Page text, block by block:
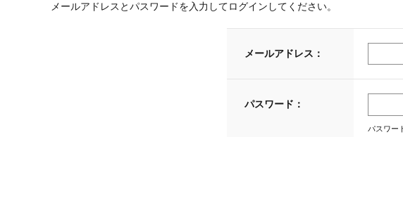
メールアドレスとパスワードを入力してログインしてください。
メールアドレス：
パスワード：
パスワー